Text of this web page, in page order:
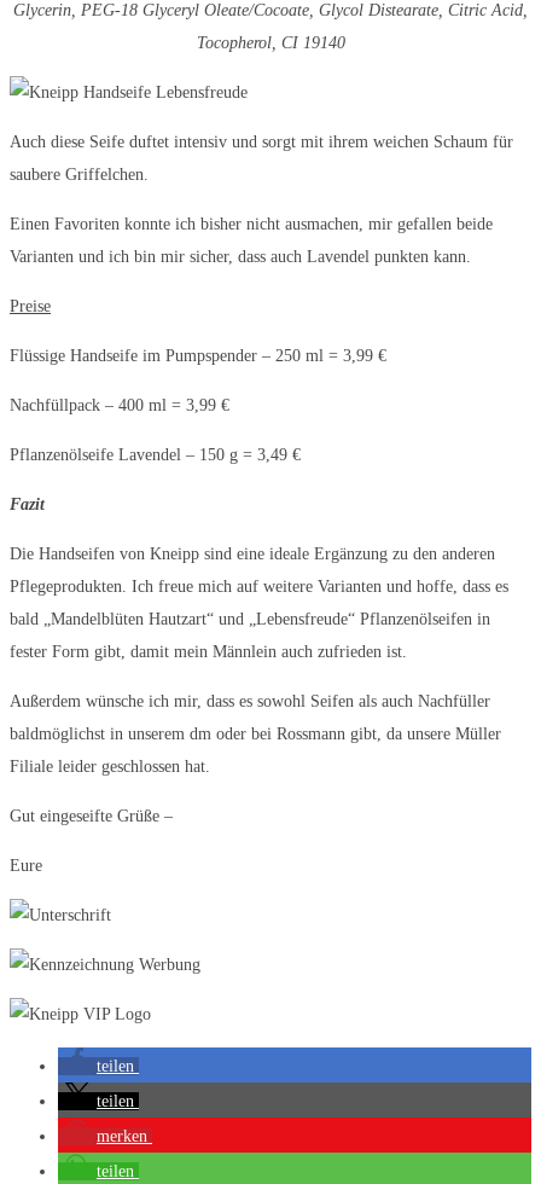
Glycerin, PEG-18 Glyceryl Oleate/Cocoate, Glycol Distearate, Citric Acid,
Tocopherol, CI 19140
Auch diese Seife duftet intensiv und sorgt mit ihrem weichen Schaum für
saubere Griffelchen.
Einen Favoriten konnte ich bisher nicht ausmachen, mir gefallen beide
Varianten und ich bin mir sicher, dass auch Lavendel punkten kann.
Preise
Flüssige Handseife im Pumpspender – 250 ml = 3,99 €
Nachfüllpack – 400 ml = 3,99 €
Pflanzenölseife Lavendel – 150 g = 3,49 €
Fazit
Die Handseifen von Kneipp sind eine ideale Ergänzung zu den anderen
Pflegeprodukten. Ich freue mich auf weitere Varianten und hoffe, dass es
bald „Mandelblüten Hautzart“ und „Lebensfreude“ Pflanzenölseifen in
fester Form gibt, damit mein Männlein auch zufrieden ist.
Außerdem wünsche ich mir, dass es sowohl Seifen als auch Nachfüller
baldmöglichst in unserem dm oder bei Rossmann gibt, da unsere Müller
Filiale leider geschlossen hat.
Gut eingeseifte Grüße –
Eure
teilen
teilen
merken
teilen